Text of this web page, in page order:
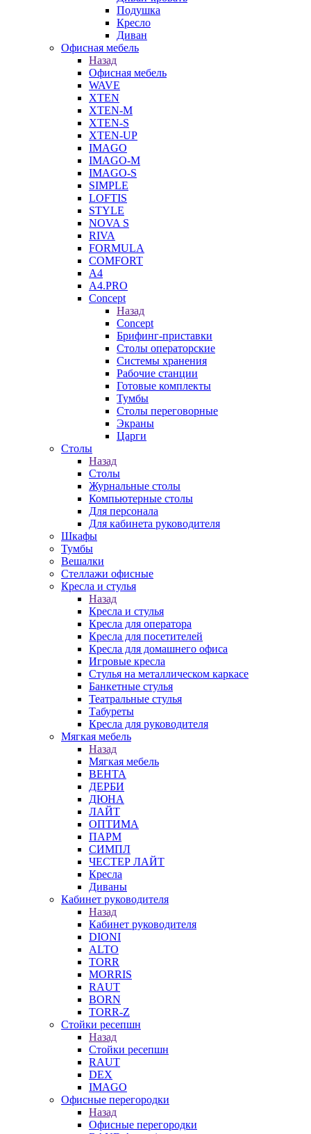
Подушка
Кресло
Диван
Офисная мебель
Назад
Офисная мебель
WAVE
XTEN
XTEN-M
XTEN-S
XTEN-UP
IMAGO
IMAGO-M
IMAGO-S
SIMPLE
LOFTIS
STYLE
NOVA S
RIVA
FORMULA
COMFORT
A4
A4.PRO
Concept
Назад
Concept
Брифинг-приставки
Столы операторские
Системы хранения
Рабочие станции
Готовые комплекты
Тумбы
Столы переговорные
Экраны
Царги
Столы
Назад
Столы
Журнальные столы
Компьютерные столы
Для персонала
Для кабинета руководителя
Шкафы
Тумбы
Вешалки
Стеллажи офисные
Кресла и стулья
Назад
Кресла и стулья
Кресла для оператора
Кресла для посетителей
Кресла для домашнего офиса
Игровые кресла
Стулья на металлическом каркасе
Банкетные стулья
Театральные стулья
Табуреты
Кресла для руководителя
Мягкая мебель
Назад
Мягкая мебель
ВЕНТА
ДЕРБИ
ДЮНА
ЛАЙТ
ОПТИМА
ПАРМ
СИМПЛ
ЧЕСТЕР ЛАЙТ
Кресла
Диваны
Кабинет руководителя
Назад
Кабинет руководителя
DIONI
ALTO
TORR
MORRIS
RAUT
BORN
TORR-Z
Стойки ресепшн
Назад
Стойки ресепшн
RAUT
DEX
IMAGO
Офисные перегородки
Назад
Офисные перегородки